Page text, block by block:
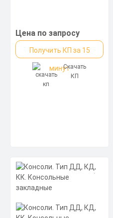
Цена по запросу
Получить КП за 15
минутСкачать
КП